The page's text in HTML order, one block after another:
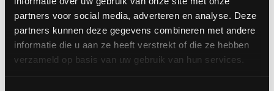
partners voor social media, adverteren en analyse. Deze
partners kunnen deze gegevens combineren met andere
informatie die u aan ze heeft verstrekt of die ze hebben
verzameld op basis van uw gebruik van hun services.
Zoals getoond: Hoogte: 253,9 cm | Breedte: 298 cm | Diepte: 40
cm